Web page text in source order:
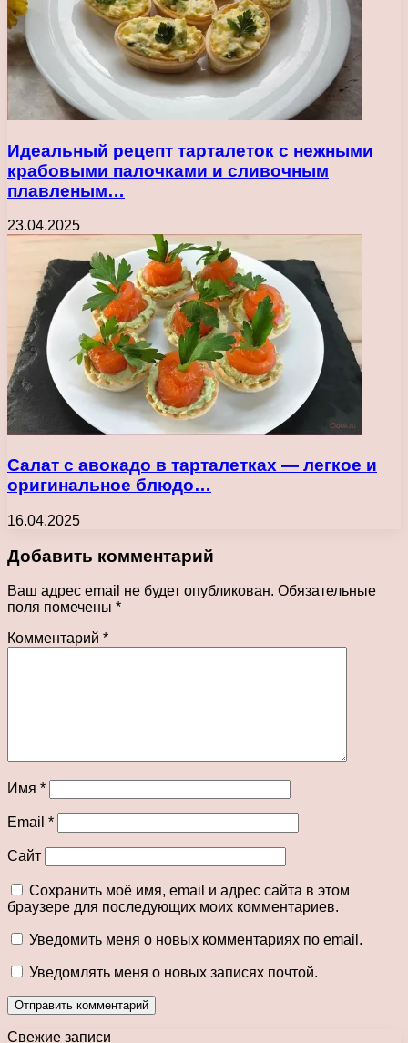
Идеальный рецепт тарталеток с нежными
крабовыми палочками и сливочным
плавленым…
23.04.2025
Салат с авокадо в тарталетках — легкое и
оригинальное блюдо…
16.04.2025
Добавить комментарий
Ваш адрес email не будет опубликован. Обязательные
поля помечены *
Комментарий *
Имя *
Email *
Сайт
Сохранить моё имя, email и адрес сайта в этом
браузере для последующих моих комментариев.
Уведомить меня о новых комментариях по email.
Уведомлять меня о новых записях почтой.
Свежие записи